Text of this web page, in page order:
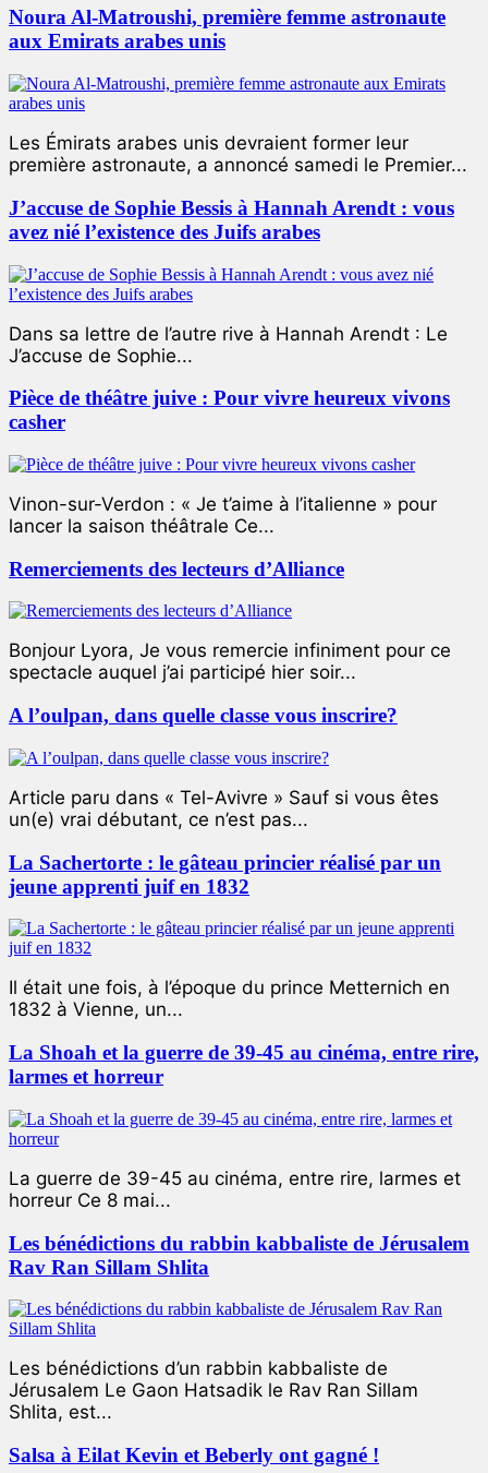
Noura Al-Matroushi, première femme astronaute
aux Emirats arabes unis
Les Émirats arabes unis devraient former leur
première astronaute, a annoncé samedi le Premier...
J’accuse de Sophie Bessis à Hannah Arendt : vous
avez nié l’existence des Juifs arabes
Dans sa lettre de l’autre rive à Hannah Arendt : Le
J’accuse de Sophie...
Pièce de théâtre juive : Pour vivre heureux vivons
casher
Vinon-sur-Verdon : « Je t’aime à l’italienne » pour
lancer la saison théâtrale Ce...
Remerciements des lecteurs d’Alliance
Bonjour Lyora, Je vous remercie infiniment pour ce
spectacle auquel j’ai participé hier soir...
A l’oulpan, dans quelle classe vous inscrire?
Article paru dans « Tel-Avivre » Sauf si vous êtes
un(e) vrai débutant, ce n’est pas...
La Sachertorte : le gâteau princier réalisé par un
jeune apprenti juif en 1832
Il était une fois, à l’époque du prince Metternich en
1832 à Vienne, un...
La Shoah et la guerre de 39-45 au cinéma, entre rire,
larmes et horreur
La guerre de 39-45 au cinéma, entre rire, larmes et
horreur Ce 8 mai...
Les bénédictions du rabbin kabbaliste de Jérusalem
Rav Ran Sillam Shlita
Les bénédictions d’un rabbin kabbaliste de
Jérusalem Le Gaon Hatsadik le Rav Ran Sillam
Shlita, est...
Salsa à Eilat Kevin et Beberly ont gagné !